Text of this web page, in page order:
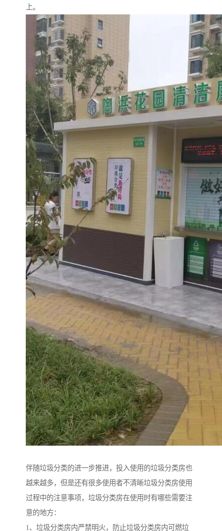
上。
伴随垃圾分类的进一步推进，投入使用的垃圾分类房也
越来越多，但是还有很多使用者不清晰垃圾分类房使用
过程中的注意事项，垃圾分类房在使用时有哪些需要注
意的地方：
1、垃圾分类房内严禁明火，防止垃圾分类房内可燃垃